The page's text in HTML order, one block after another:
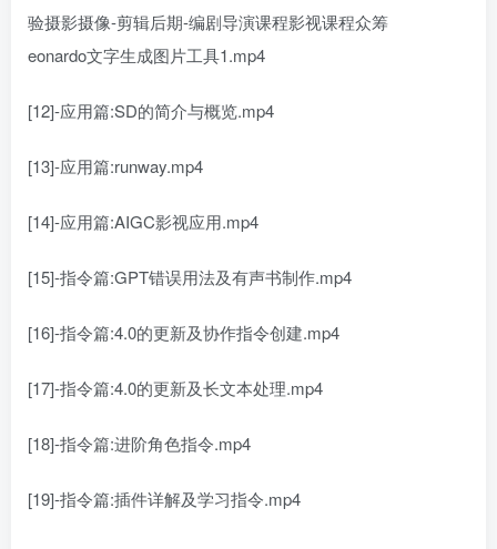
eonardo文字生成图片工具1.mp4
[12]-应用篇:SD的简介与概览.mp4
[13]-应用篇:runway.mp4
[14]-应用篇:AIGC影视应用.mp4
[15]-指令篇:GPT错误用法及有声书制作.mp4
[16]-指令篇:4.0的更新及协作指令创建.mp4
[17]-指令篇:4.0的更新及长文本处理.mp4
[18]-指令篇:进阶角色指令.mp4
[19]-指令篇:插件详解及学习指令.mp4